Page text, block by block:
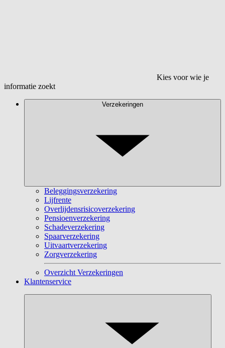
Kies voor wie je
informatie zoekt
Verzekeringen
Beleggingsverzekering
Lijfrente
Overlijdensrisicoverzekering
Pensioenverzekering
Schadeverzekering
Spaarverzekering
Uitvaartverzekering
Zorgverzekering
Overzicht Verzekeringen
Klantenservice